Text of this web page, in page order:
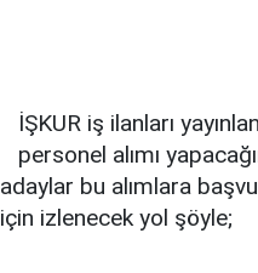
İŞKUR iş ilanları
personel alımı
adaylar bu alımlara
için izlenecek yol şöyle;